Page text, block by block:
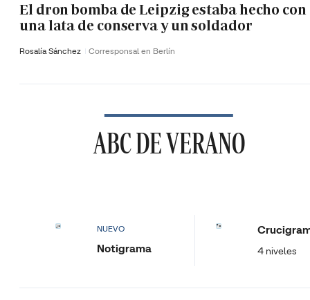
El dron bomba de Leipzig estaba hecho con
una lata de conserva y un soldador
Rosalía Sánchez Corresponsal en Berlín
ABC DE VERANO
NUEVO
Notigrama 4 niveles